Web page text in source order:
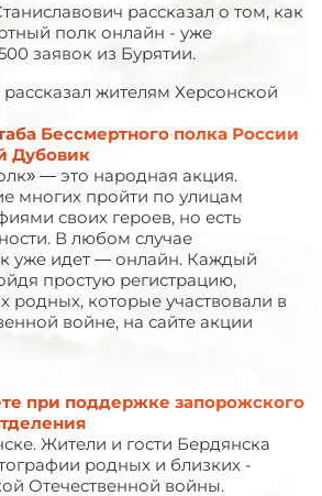
рассказал о том, как
полк онлайн - уже
заявок из Бурятии.
жителям Херсонской
Бессмертного полка России
Дубовик
— это народная акция.
многих пройти по улицам
своих героев, но есть
В любом случае
уже идет — онлайн. Каждый
простую регистрацию,
родных, которые участвовали в
войне, на сайте акции
при поддержке запорожского
Жители и гости Бердянска
родных и близких -
Отечественной войны.